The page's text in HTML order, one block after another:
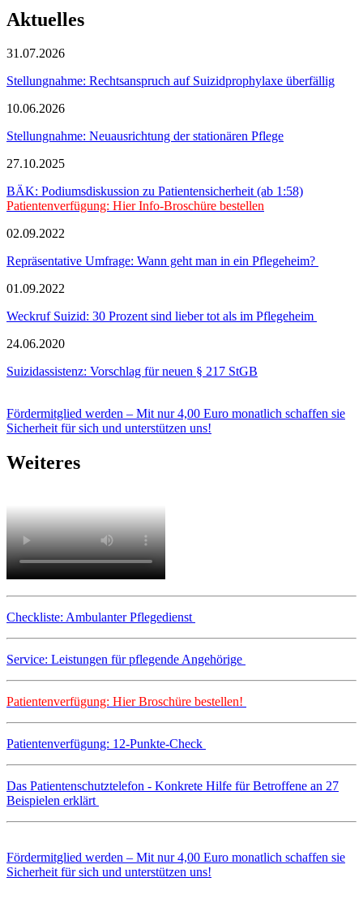
Aktuelles
31.07.2026
Stellungnahme: Rechtsanspruch auf Suizidprophylaxe überfällig
10.06.2026
Stellungnahme: Neuausrichtung der stationären Pflege
27.10.2025
BÄK: Podiumsdiskussion zu Patientensicherheit (ab 1:58)
Patientenverfügung: Hier Info-Broschüre bestellen
02.09.2022
Repräsentative Umfrage: Wann geht man in ein Pflegeheim?
01.09.2022
Weckruf Suizid: 30 Prozent sind lieber tot als im Pflegeheim
24.06.2020
Suizidassistenz: Vorschlag für neuen § 217 StGB
Fördermitglied werden – Mit nur 4,00 Euro monatlich schaffen sie
Sicherheit für sich und unterstützen uns!
Weiteres
Checkliste: Ambulanter Pflegedienst
Service: Leistungen für pflegende Angehörige
Patientenverfügung: Hier Broschüre bestellen!
Patientenverfügung: 12-Punkte-Check
Das Patientenschutztelefon - Konkrete Hilfe für Betroffene an 27
Beispielen erklärt
Fördermitglied werden – Mit nur 4,00 Euro monatlich schaffen sie
Sicherheit für sich und unterstützen uns!